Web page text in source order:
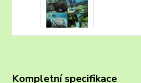
Kompletní specifikace